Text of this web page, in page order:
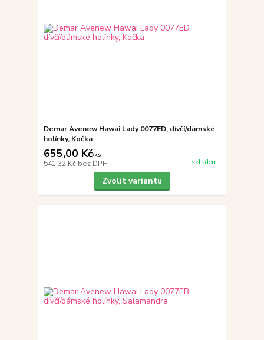
Demar Avenew Hawai Lady 0077ED, dívčí/dámské
holínky, Kočka
655,00 Kč/ks
541,32 Kč bez DPH skladem
Zvolit variantu